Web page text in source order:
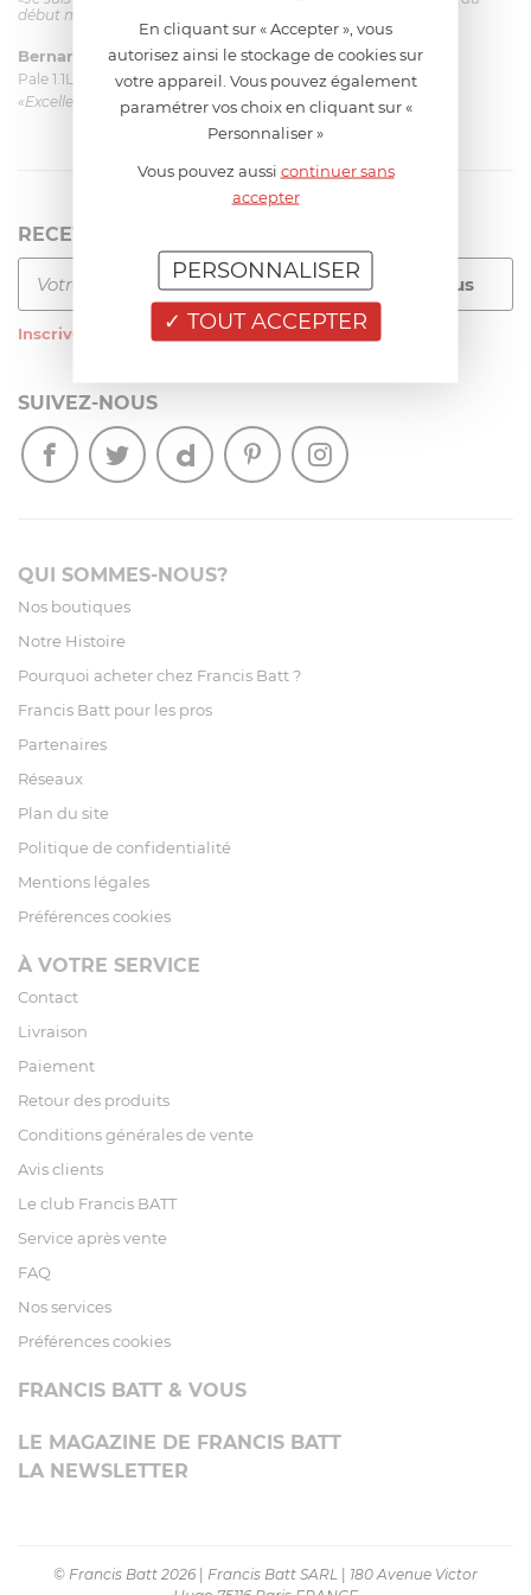
début mais ça le fait. La livraison a été très rapide. ...»
Bernard le 23/06/2026 à 09:43
Pale 1.1L pour Glacier Magimix 11031/121/123/124
«Excellent: produit et livraison»
RECEVEZ LA NEWSLETTER
Inscrivez-vous à notre newsletter
SUIVEZ-NOUS
QUI SOMMES-NOUS?
Nos boutiques
Notre Histoire
Pourquoi acheter chez Francis Batt ?
Francis Batt pour les pros
Partenaires
Réseaux
Plan du site
Politique de confidentialité
Mentions légales
Préférences cookies
À VOTRE SERVICE
Contact
Livraison
Paiement
Retour des produits
Conditions générales de vente
Avis clients
Le club Francis BATT
Service après vente
FAQ
Nos services
Préférences cookies
FRANCIS BATT & VOUS
LE MAGAZINE DE FRANCIS BATT
LA NEWSLETTER
© Francis Batt 2026 Francis Batt SARL
180 Avenue Victor
En cliquant sur « Accepter », vous
autorisez ainsi le stockage de cookies sur
votre appareil. Vous pouvez également
paramétrer vos choix en cliquant sur «
Personnaliser »
Vous pouvez aussi continuer sans
accepter
TOUT ACCEPTER
PERSONNALISER